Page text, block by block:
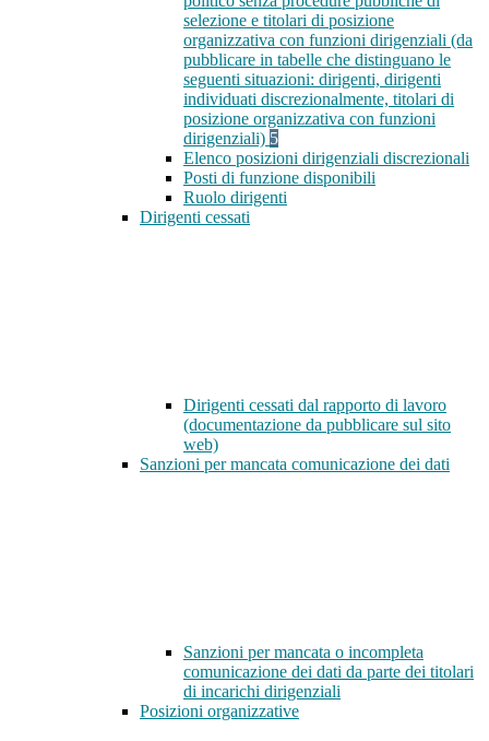
selezione e titolari di posizione
organizzativa con funzioni dirigenziali (da
pubblicare in tabelle che distinguano le
seguenti situazioni: dirigenti, dirigenti
individuati discrezionalmente, titolari di
posizione organizzativa con funzioni
dirigenziali) 5
Elenco posizioni dirigenziali discrezionali
Posti di funzione disponibili
Ruolo dirigenti
Dirigenti cessati
Dirigenti cessati dal rapporto di lavoro
(documentazione da pubblicare sul sito
web)
Sanzioni per mancata comunicazione dei dati
Sanzioni per mancata o incompleta
comunicazione dei dati da parte dei titolari
di incarichi dirigenziali
Posizioni organizzative